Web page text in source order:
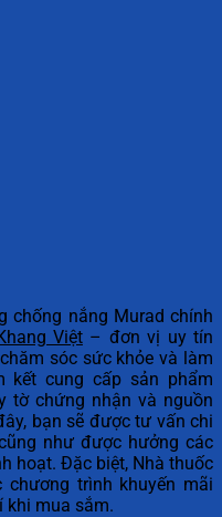
chống nắng Murad chính
Việt– đơn vị uy tín
sóc sức khỏe và làm
kết cung cấp sản phẩm
tờ chứng nhận và nguồn
bạn sẽ được tư vấn chi
như được hưởng các
hoạt. Đặc biệt, Nhà thuốc
chương trình khuyến mãi
khi mua sắm.